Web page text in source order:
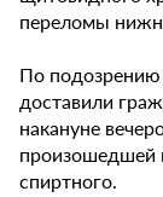
переломы
По подозрению
доставили
накануне
произошедшей
спиртного.